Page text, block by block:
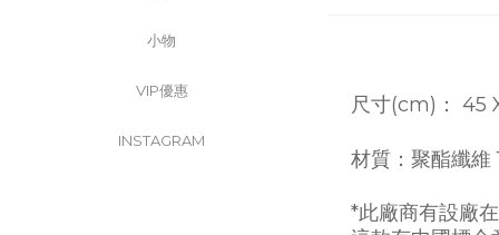
小物
VIP優惠
INSTAGRAM
尺寸(cm)： 45
材質：聚酯纖維
*此廠商有設廠